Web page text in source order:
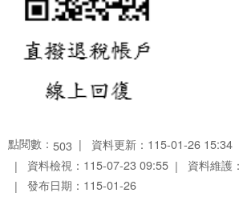
點閱數： 503
資料更新：115-01-26 15:34
資料檢視：115-07-23 09:55
資料維護
發布日期：115-01-26